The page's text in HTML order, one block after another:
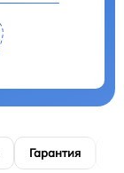
Гарантия